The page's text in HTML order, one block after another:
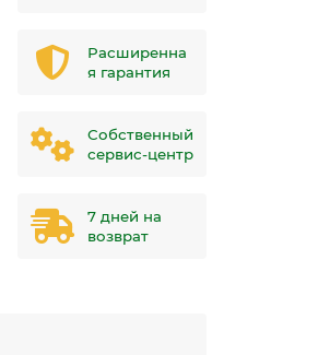
Расширенна
я гарантия
Собственный
сервис-центр
7 дней на
возврат